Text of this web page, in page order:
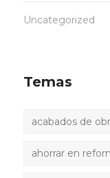
Uncategorized
Temas
acabados de
ahorrar en